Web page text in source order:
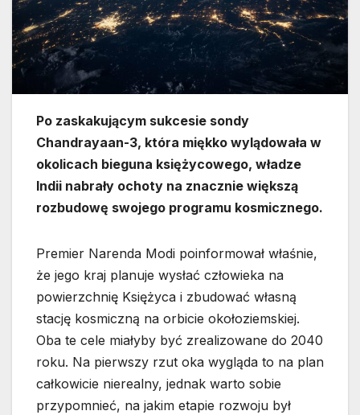
Po zaskakującym sukcesie sondy
Chandrayaan-3, która miękko wylądowała w
okolicach bieguna księżycowego, władze
Indii nabrały ochoty na znacznie większą
rozbudowę swojego programu kosmicznego.
Premier Narenda Modi poinformował właśnie,
że jego kraj planuje wysłać człowieka na
powierzchnię Księżyca i zbudować własną
stację kosmiczną na orbicie okołoziemskiej.
Oba te cele miałyby być zrealizowane do 2040
roku. Na pierwszy rzut oka wygląda to na plan
całkowicie nierealny, jednak warto sobie
przypomnieć, na jakim etapie rozwoju był